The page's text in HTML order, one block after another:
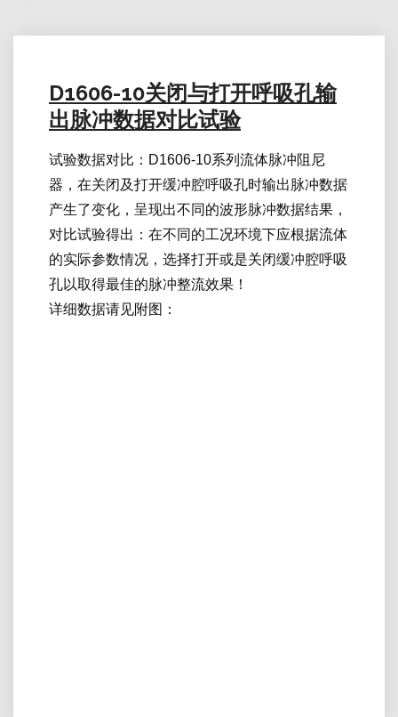
D1606-10关闭与打开呼吸孔输
出脉冲数据对比试验
试验数据对比：D1606-10系列流体脉冲阻尼
器，在关闭及打开缓冲腔呼吸孔时输出脉冲数据
产生了变化，呈现出不同的波形脉冲数据结果，
对比试验得出：在不同的工况环境下应根据流体
的实际参数情况，选择打开或是关闭缓冲腔呼吸
孔以取得最佳的脉冲整流效果！
详细数据请见附图：